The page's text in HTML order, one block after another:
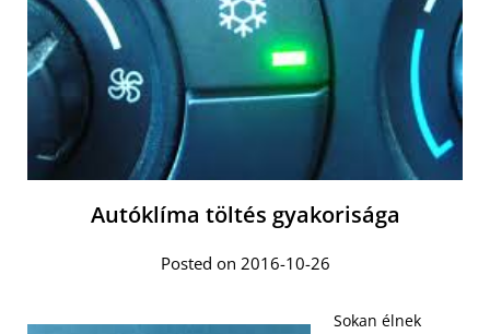
Autóklíma töltés gyakorisága
Posted on 2016-10-26
Sokan élnek